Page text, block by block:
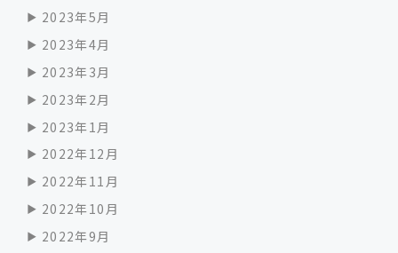
2023年5月
2023年4月
2023年3月
2023年2月
2023年1月
2022年12月
2022年11月
2022年10月
2022年9月